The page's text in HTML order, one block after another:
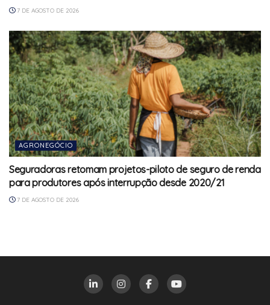
7 DE AGOSTO DE 2026
AGRONEGÓCIO
Seguradoras retomam projetos-piloto de seguro de renda
para produtores após interrupção desde 2020/21
7 DE AGOSTO DE 2026